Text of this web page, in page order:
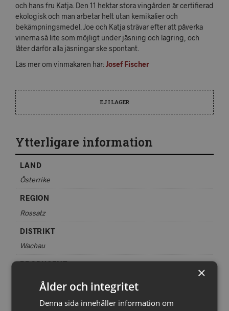
och hans fru Katja. Den 11 hektar stora vingården är certifierad
ekologisk och man arbetar helt utan kemikalier och
bekämpningsmedel. Joe och Katja strävar efter att påverka
vinerna så lite som möjligt under jäsning och lagring, och
låter därför alla jäsningar ske spontant.
Läs mer om vinmakaren här:Josef Fischer
EJ I LAGER
Ytterligare information
LAND
Österrike
REGION
Rossatz
DISTRIKT
Wachau
PRODUCENT
×
Ålder och integritet
Denna sida innehåller information om